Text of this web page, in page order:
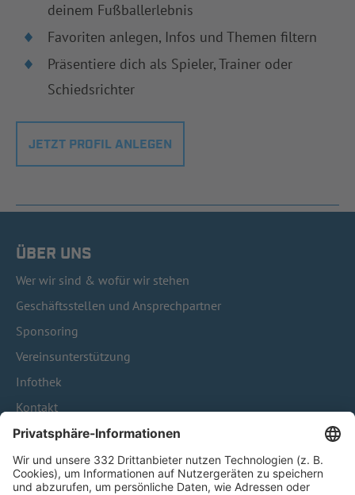
deinem Fußballerlebnis
Favoriten anlegen, Infos und Themen filtern
Präsentiere dich als Spieler, Trainer oder
Schiedsrichter
JETZT PROFIL ANLEGEN
ÜBER UNS
Wer wir sind & wofür wir stehen
Geschäftsstellen und Ansprechpartner
Sponsoring
Vereinsunterstützung
Infothek
Kontakt
HÄUFIG BESUCHTE SEITEN
Pässe und Vereinswechsel